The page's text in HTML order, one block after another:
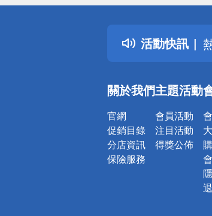
活動快訊
關於我們
官網
促銷目錄
分店資訊
保險服務
主題活動
會員活動
注目活動
得獎公佈